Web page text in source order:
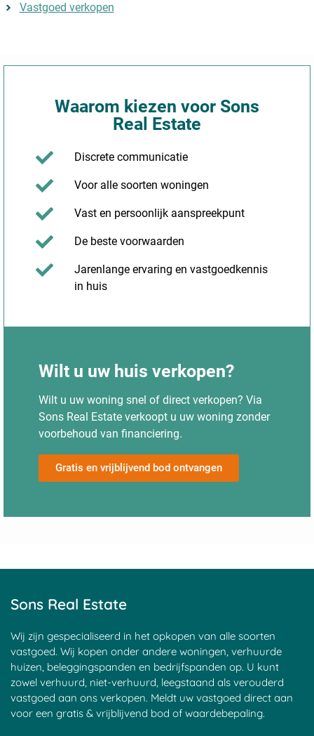
Vastgoed verkopen
Waarom kiezen voor Sons
Real Estate
Discrete communicatie
Voor alle soorten woningen
Vast en persoonlijk aanspreekpunt
De beste voorwaarden
Jarenlange ervaring en vastgoedkennis
in huis
Wilt u uw huis verkopen?
Wilt u uw woning snel of direct verkopen? Via
Sons Real Estate verkoopt u uw woning zonder
voorbehoud van financiering.
Gratis en vrijblijvend bod ontvangen
Sons Real Estate
Wij zijn gespecialiseerd in het opkopen van alle soorten
vastgoed. Wij kopen onder andere woningen, verhuurde
huizen, beleggingspanden en bedrijfspanden op. U kunt
zowel verhuurd, niet-verhuurd, leegstaand als verouderd
vastgoed aan ons verkopen. Meldt uw vastgoed direct aan
voor een gratis & vrijblijvend bod of waardebepaling.